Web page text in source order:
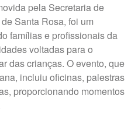
pela Secretaria de
Santa Rosa, foi um
famílias e profissionais da
voltadas para o
das crianças. O evento, que
incluiu oficinas, palestras
proporcionando momentos